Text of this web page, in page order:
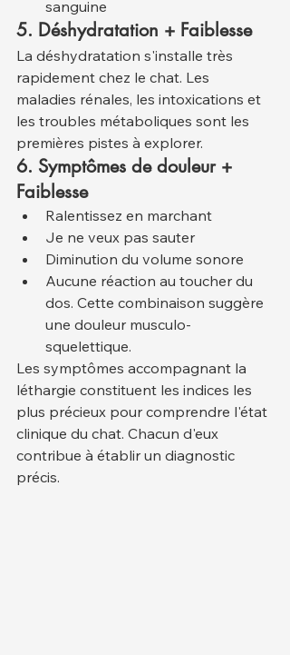
sanguine
5. Déshydratation + Faiblesse
La déshydratation s'installe très
rapidement chez le chat. Les
maladies rénales, les intoxications et
les troubles métaboliques sont les
premières pistes à explorer.
6. Symptômes de douleur +
Faiblesse
Ralentissez en marchant
Je ne veux pas sauter
Diminution du volume sonore
Aucune réaction au toucher du
dos. Cette combinaison suggère
une douleur musculo-
squelettique.
Les symptômes accompagnant la
léthargie constituent les indices les
plus précieux pour comprendre l'état
clinique du chat. Chacun d'eux
contribue à établir un diagnostic
précis.